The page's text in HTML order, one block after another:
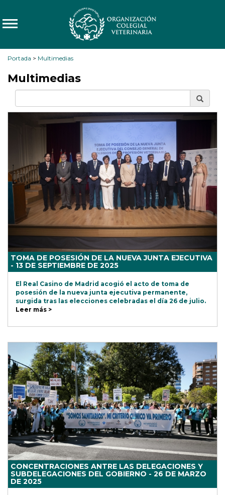
Portada > Multimedias
Multimedias
TOMA DE POSESIÓN DE LA NUEVA JUNTA EJECUTIVA
- 13 DE SEPTIEMBRE DE 2025
El Real Casino de Madrid acogió el acto de toma de
posesión de la nueva junta ejecutiva permanente,
surgida tras las elecciones celebradas el día 26 de julio.
Leer más >
CONCENTRACIONES ANTRE LAS DELEGACIONES Y
SUBDELEGACIONES DEL GOBIERNO - 26 DE MARZO
DE 2025